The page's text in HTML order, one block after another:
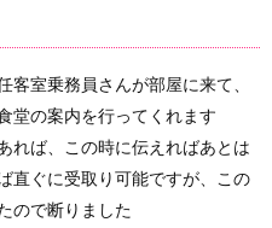
客室乗務員さんが部屋に来て、
堂の案内を行ってくれます
れば、この時に伝えればあとは
直ぐに受取り可能ですが、この
ので断りました